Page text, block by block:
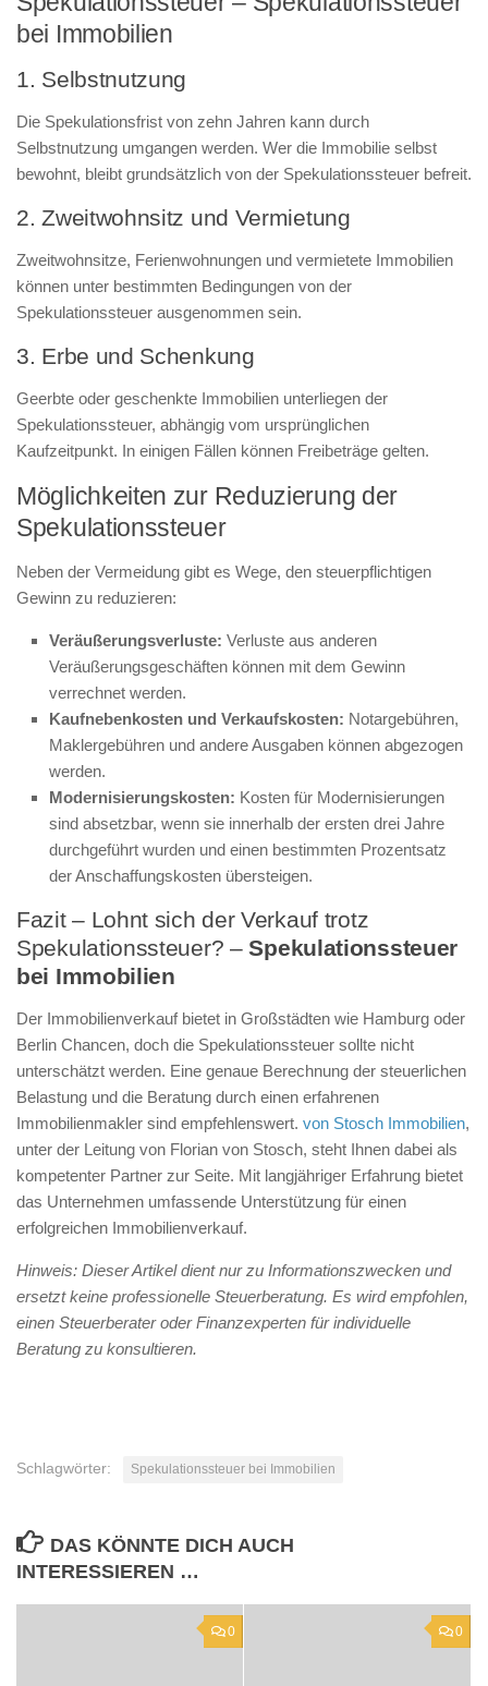
bei Immobilien
1. Selbstnutzung
Die Spekulationsfrist von zehn Jahren kann durch
Selbstnutzung umgangen werden. Wer die Immobilie selbst
bewohnt, bleibt grundsätzlich von der Spekulationssteuer befreit.
2. Zweitwohnsitz und Vermietung
Zweitwohnsitze, Ferienwohnungen und vermietete Immobilien
können unter bestimmten Bedingungen von der
Spekulationssteuer ausgenommen sein.
3. Erbe und Schenkung
Geerbte oder geschenkte Immobilien unterliegen der
Spekulationssteuer, abhängig vom ursprünglichen
Kaufzeitpunkt. In einigen Fällen können Freibeträge gelten.
Möglichkeiten zur Reduzierung der
Spekulationssteuer
Neben der Vermeidung gibt es Wege, den steuerpflichtigen
Gewinn zu reduzieren:
Veräußerungsverluste: Verluste aus anderen
Veräußerungsgeschäften können mit dem Gewinn
verrechnet werden.
Kaufnebenkosten und Verkaufskosten: Notargebühren,
Maklergebühren und andere Ausgaben können abgezogen
werden.
Modernisierungskosten: Kosten für Modernisierungen
sind absetzbar, wenn sie innerhalb der ersten drei Jahre
durchgeführt wurden und einen bestimmten Prozentsatz
der Anschaffungskosten übersteigen.
Fazit – Lohnt sich der Verkauf trotz
Spekulationssteuer? –Spekulationssteuer
bei Immobilien
Der Immobilienverkauf bietet in Großstädten wie Hamburg oder
Berlin Chancen, doch die Spekulationssteuer sollte nicht
unterschätzt werden. Eine genaue Berechnung der steuerlichen
Belastung und die Beratung durch einen erfahrenen
Immobilienmakler sind empfehlenswert. von Stosch Immobilien,
unter der Leitung von Florian von Stosch, steht Ihnen dabei als
kompetenter Partner zur Seite. Mit langjähriger Erfahrung bietet
das Unternehmen umfassende Unterstützung für einen
erfolgreichen Immobilienverkauf.
Hinweis: Dieser Artikel dient nur zu Informationszwecken und
ersetzt keine professionelle Steuerberatung. Es wird empfohlen,
einen Steuerberater oder Finanzexperten für individuelle
Beratung zu konsultieren.
Schlagwörter: Spekulationssteuer bei Immobilien
DAS KÖNNTE DICH AUCH
INTERESSIEREN …
0 0